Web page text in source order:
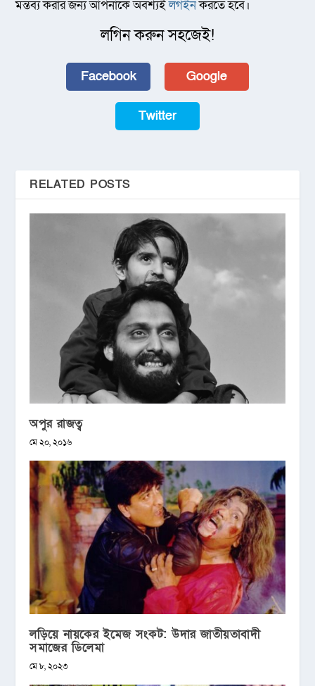
মন্তব্য করার জন্য আপনাকে অবশ্যইলগইনকরতে হবে।
লগিন করুন সহজেই!
Facebook Google
Twitter
RELATED POSTS
অপুর রাজত্ব
মে ২০, ২০১৬
লড়িয়ে নায়কের ইমেজ সংকট: উদার জাতীয়তাবাদী
সমাজের ডিলেমা
মে ৮, ২০২৩